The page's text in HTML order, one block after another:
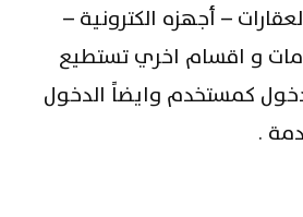
– أجهزه الكترونية –
و اقسام اخري تستطيع
كمستخدم وايضاً الدخول
.